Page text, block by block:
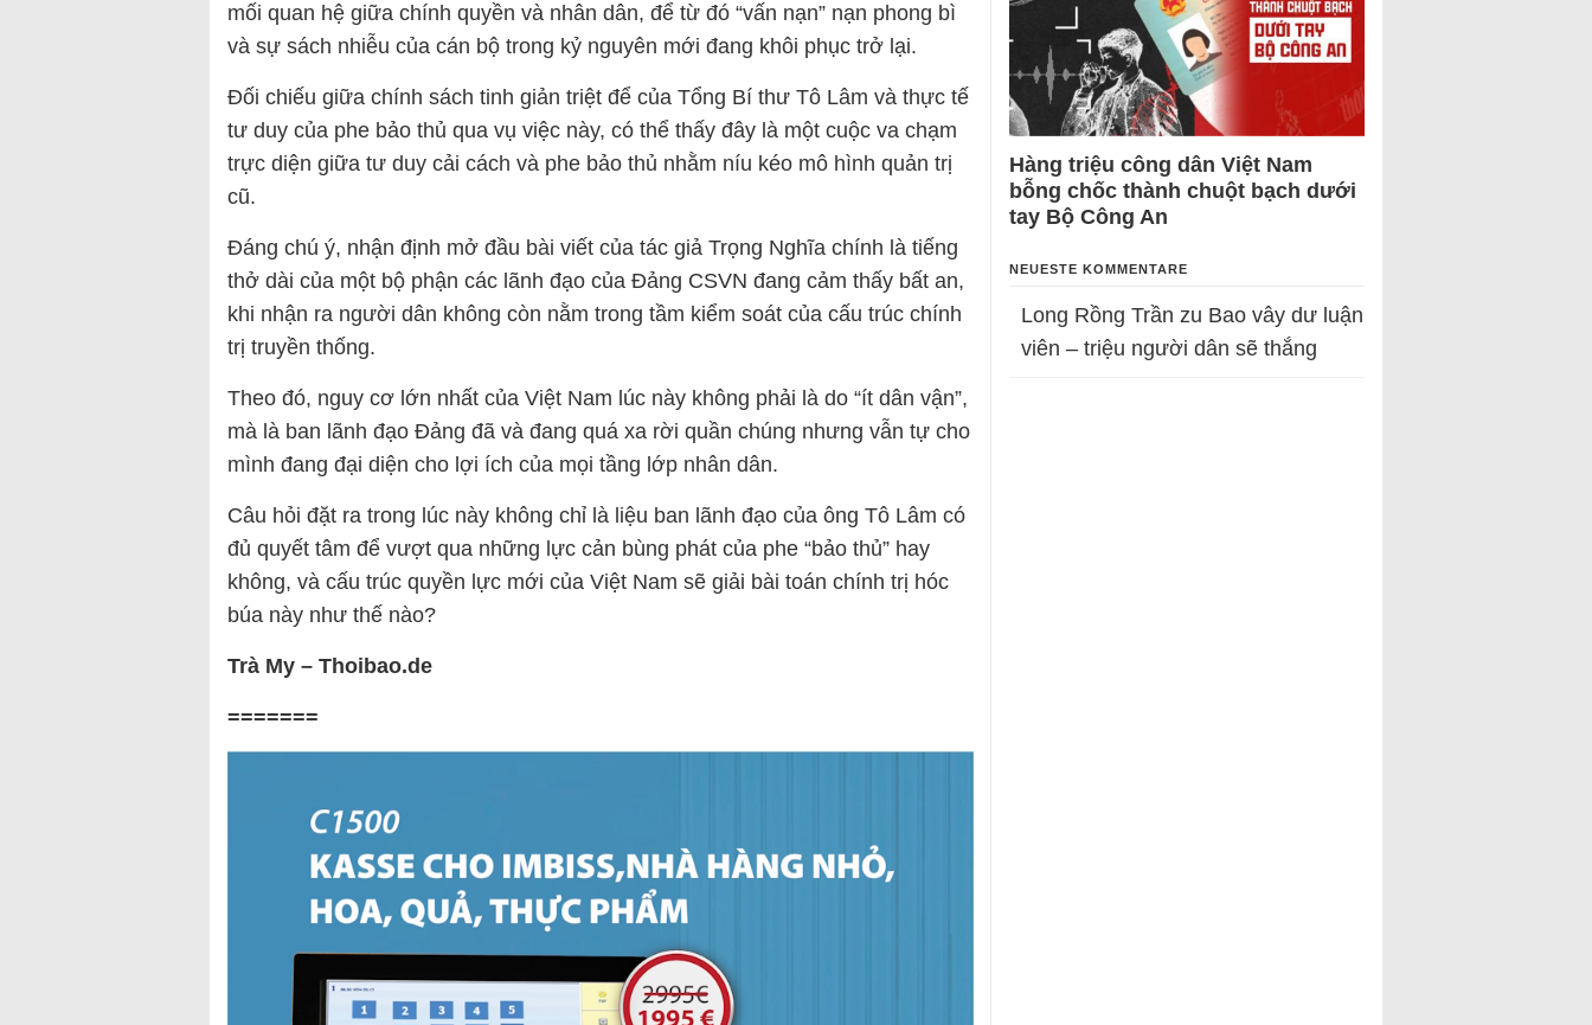
mối quan hệ giữa chính quyền và nhân dân, để từ đó “vấn nạn” nạn phong bì
và sự sách nhiễu của cán bộ trong kỷ nguyên mới đang khôi phục trở lại.
Đối chiếu giữa chính sách tinh giản triệt để của Tổng Bí thư Tô Lâm và thực tế
tư duy của phe bảo thủ qua vụ việc này, có thể thấy đây là một cuộc va chạm
trực diện giữa tư duy cải cách và phe bảo thủ nhằm níu kéo mô hình quản trị
cũ.
Đáng chú ý, nhận định mở đầu bài viết của tác giả Trọng Nghĩa chính là tiếng
thở dài của một bộ phận các lãnh đạo của Đảng CSVN đang cảm thấy bất an,
khi nhận ra người dân không còn nằm trong tầm kiểm soát của cấu trúc chính
trị truyền thống.
Theo đó, nguy cơ lớn nhất của Việt Nam lúc này không phải là do “ít dân vận”,
mà là ban lãnh đạo Đảng đã và đang quá xa rời quần chúng nhưng vẫn tự cho
mình đang đại diện cho lợi ích của mọi tầng lớp nhân dân.
Câu hỏi đặt ra trong lúc này không chỉ là liệu ban lãnh đạo của ông Tô Lâm có
đủ quyết tâm để vượt qua những lực cản bùng phát của phe “bảo thủ” hay
không, và cấu trúc quyền lực mới của Việt Nam sẽ giải bài toán chính trị hóc
búa này như thế nào?
Trà My – Thoibao.de
=======
Hàng triệu công dân Việt Nam
bỗng chốc thành chuột bạch dưới
tay Bộ Công An
NEUESTE KOMMENTARE
Long Rồng Trần zu Bao vây dư luận
viên – triệu người dân sẽ thắng